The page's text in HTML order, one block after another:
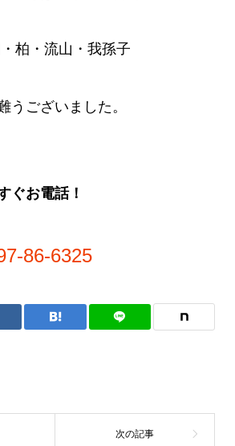
柏・流山・我孫子
うございました。
ぐお電話！
86-6325